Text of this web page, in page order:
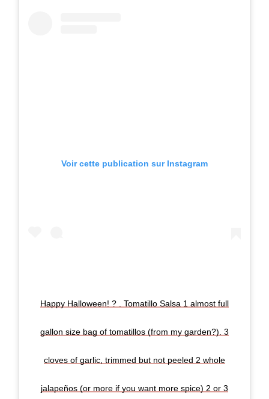
Voir cette publication sur Instagram
Happy Halloween! ? . Tomatillo Salsa 1 almost full
gallon size bag of tomatillos (from my garden?). 3
cloves of garlic, trimmed but not peeled 2 whole
jalapeños (or more if you want more spice) 2 or 3